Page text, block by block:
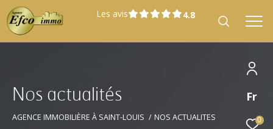
Fr
0
Les avis
Nos actua ités
AGENCE IMMOBILIÈRE À SAINT-LOUIS NOS ACTUALITES
Effectuer une recherche
et trouver le bien qui correspond à vos